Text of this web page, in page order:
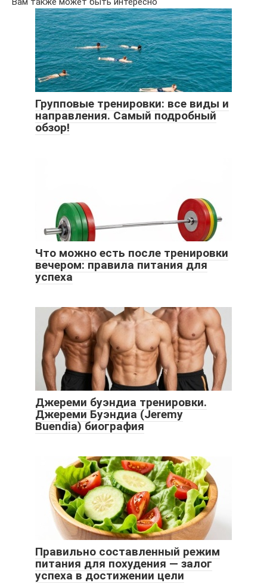
Групповые тренировки: все виды и
направления. Самый подробный
обзор!
Что можно есть после тренировки
вечером: правила питания для
успеха
Джереми буэндиа тренировки.
Джереми Буэндиа (Jeremy
Buendia) биография
Правильно составленный режим
питания для похудения — залог
успеха в достижении цели